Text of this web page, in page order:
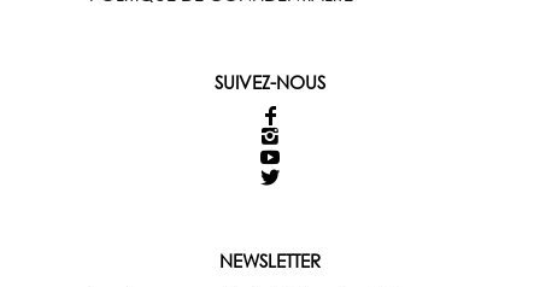
SUIVEZ-NOUS
NEWSLETTER